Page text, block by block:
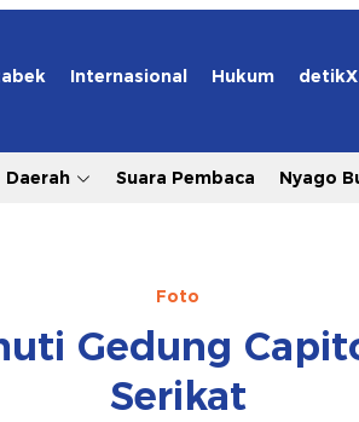
Internasional Hukum detikX
Daerah Suara Pembaca Nyago
Foto
Gedung
Serikat